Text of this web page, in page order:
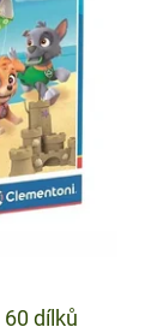
60 dílků